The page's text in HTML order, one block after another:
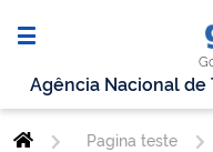
Agência Nacional de
Pagina teste